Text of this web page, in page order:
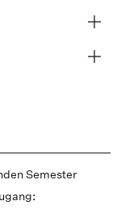
Semester